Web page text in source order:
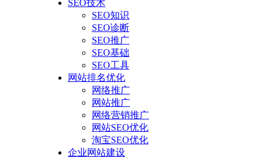
SEO技术
SEO知识
SEO诊断
SEO推广
SEO基础
SEO工具
网站排名优化
网络推广
网站推广
网络营销推广
网站SEO优化
淘宝SEO优化
企业网站建设